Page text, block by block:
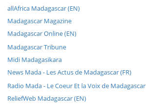
allAfrica Madagascar (EN)
Madagascar Magazine
Madagascar Online (EN)
Madagascar Tribune
Midi Madagasikara
News Mada - Les Actus de Madagascar (FR)
Radio Mada - Le Coeur Et la Voix de Madagascar
ReliefWeb Madagascar (EN)